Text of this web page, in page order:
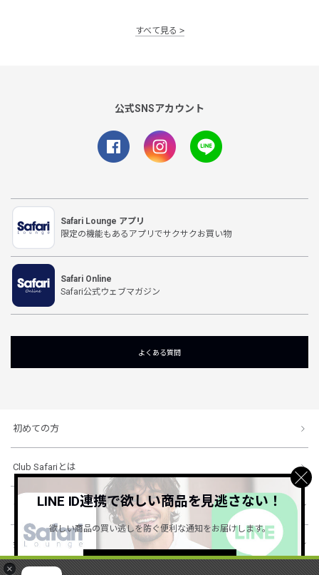
×
すべて見る
公式SNSアカウント
Safari Lounge アプリ
限定の機能もあるアプリでサクサクお買い物
Safari Online
Safari公式ウェブマガジン
よくある質問
初めての方
Club Safariとは
ショッピングガイド
会社概要・規約
LINE ID連携で欲しい商品を見逃さない！
欲しい商品の買い逃しを防ぐ便利な通知をお届けします。
詳しくはこちら ＞